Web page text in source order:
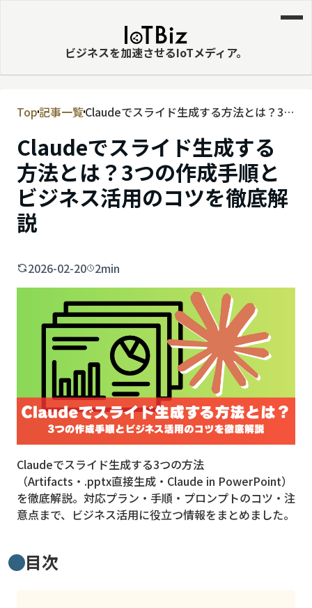
ビジネスを加速させるIoTメディア。
MVNE
エッジ
LPWA
DaaS
IaaS
ビッグデータ
MVNO
スマート漁業
5G
クラウド
M2M
VPN
スマート〇〇
スマート農業
Top記事一覧Claudeでスライド生成する方法とは？3つ
解説
Claudeでスライド生成する
方法とは？3つの作成手順と
ビジネス活用のコツを徹底解
説
2026-02-20 2min
Claudeでスライド生成する3つの方法
（Artifacts・.pptx直接生成・Claude in PowerPoint）
を徹底解説。対応プラン・手順・プロンプトのコツ・注
意点まで、ビジネス活用に役立つ情報をまとめました。
目次